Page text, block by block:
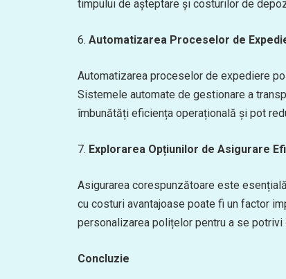
timpului de așteptare și costurilor de
6. Automatizarea Proceselor de
Automatizarea proceselor de expediere
Sistemele automate de gestionare a
îmbunătăți eficiența operațională și pot
7. Explorarea Opțiunilor de Asigurare
Asigurarea corespunzătoare este
cu costuri avantajoase poate fi un factor
personalizarea polițelor pentru a se
Concluzie